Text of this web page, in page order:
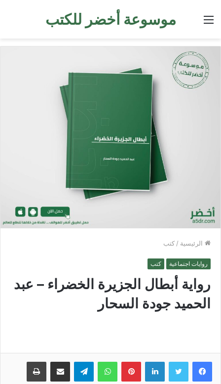
موسوعة أخضر للكتب القائمة
الرئيسية / كتب
روايات اجتماعية كتب
رواية أبطال الجزيرة الخضراء – عبد
الحميد جودة السحار
لينكدإن بينتيريستواتساب تيلقرام مشاركة عبر البريد طباعة